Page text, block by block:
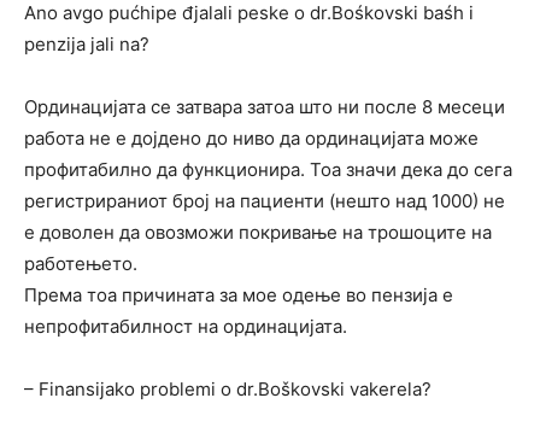
Ano avgo pućhipe đjalali peske o dr.Bośkovski baśh i
penzija jali na?
Ординацијата се затвара затоа што ни после 8 месеци
работа не е дојдено до ниво да ординацијата може
профитабилно да функционира. Тоа значи дека до сега
регистрираниот број на пациенти (нешто над 1000) не
е доволен да овозможи покривање на трошоците на
работењето.
Према тоа причината за мое одење во пензија е
непрофитабилност на ординацијата.
– Finansijako problemi o dr.Boškovski vakerela?